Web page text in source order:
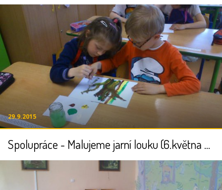
29.9.2015
Spolupráce - Malujeme jarní louku (6.května 2015)